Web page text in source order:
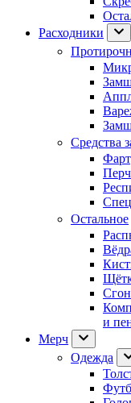
Расходники
Средства
Остальное
и
Мерч
Одежда